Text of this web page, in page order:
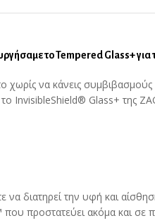
το Tempered Glass+
να κάνεις συμβιβασμούς
InvisibleShield® Glass+ της
διατηρεί την υφή και
που προστατεύει ακόμα και σε